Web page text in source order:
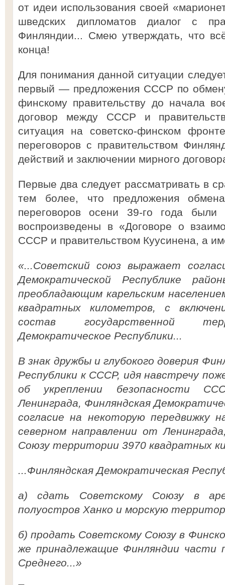
от идеи использования своей
шведских дипломатов диалог с
Финляндии... Смею утверждать, что
конца!
Для понимания данной ситуации
первый — предложения СССР по
финскому правительству до начала
договор между СССР и
ситуация на советско-финском
переговоров с правительством
действий и заключении мирного
Первые два следует рассматривать в
тем более, что предложения
переговоров осени 39-го года
воспроизведены в «Договоре о
СССР и правительством Куусинена, а
«...Советский союз выражает
Демократической Республике
преобладающим карельским
квадратных километров, с
состав государственной
Демократическое Республики...
В знак дружбы и глубокого доверия
Республики к СССР, идя навстречу
об укреплении безопасности
Ленинграда, Финляндская
согласие на некоторую передвижку
северном направлении от
Союзу территории 3970 квадратных
...Финляндская Демократическая
а) сдать Советскому Союзу в
полуостров Ханко и морскую
б) продать Советскому Союзу в
же принадлежащие Финляндии части
Среднего...»